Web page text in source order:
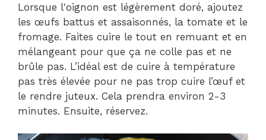
Lorsque l'oignon est légèrement doré, ajoutez
les œufs battus et assaisonnés, la tomate et le
fromage. Faites cuire le tout en remuant et en
mélangeant pour que ça ne colle pas et ne
brûle pas. L’idéal est de cuire à température
pas très élevée pour ne pas trop cuire l’œuf et
le rendre juteux. Cela prendra environ 2-3
minutes. Ensuite, réservez.